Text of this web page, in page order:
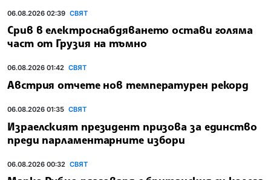
06.08.2026 02:39 СВЯТ
Срив в електроснабдяването остави голяма
част от Грузия на тъмно
06.08.2026 01:42 СВЯТ
Австрия отчете нов температурен рекорд
06.08.2026 01:35 СВЯТ
Израелският президент призова за единство
преди парламентарните избори
06.08.2026 00:32 СВЯТ